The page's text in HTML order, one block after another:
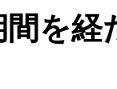
を